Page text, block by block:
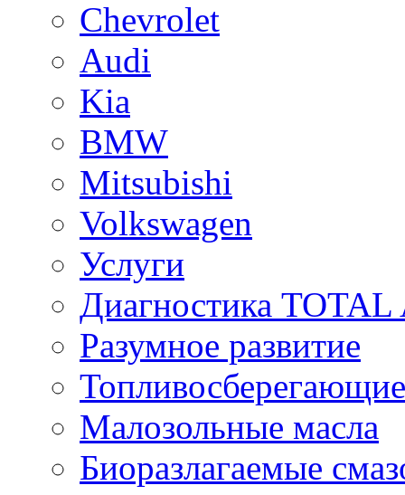
Chevrolet
Audi
Kia
BMW
Mitsubishi
Volkswagen
Услуги
Диагностика
Разумное развитие
Малозольные масла
Биоразлагаемые